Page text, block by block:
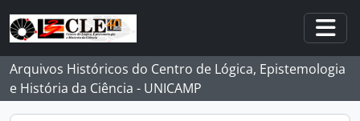
Skip to main content
Arquivos Históricos do Centro de Lógica, Epistemologia
e História da Ciência - UNICAMP